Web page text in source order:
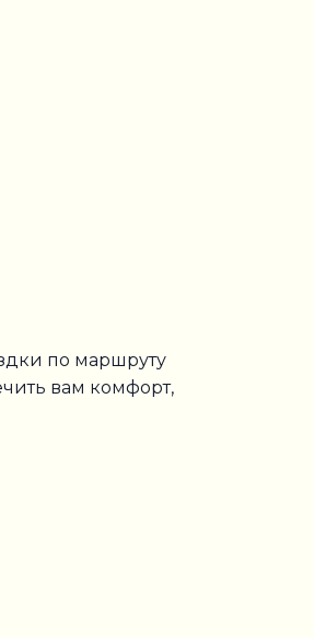
по маршруту
вам комфорт,